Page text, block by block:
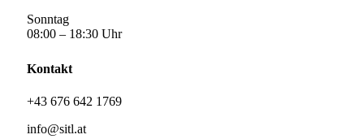
Sonntag
08:00 – 18:30 Uhr
Kontakt
+43 676 642 1769
info@sitl.at